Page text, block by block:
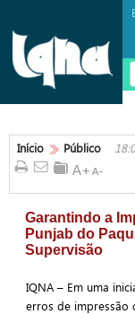
Início Público
Garantindo a
Punjab do
Supervisão
IQNA – Em uma
erros de impressão